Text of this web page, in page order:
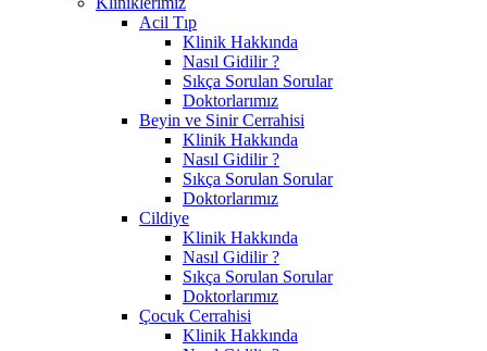
Acil Tıp
Klinik Hakkında
Nasıl Gidilir ?
Sıkça Sorulan Sorular
Doktorlarımız
Beyin ve Sinir Cerrahisi
Klinik Hakkında
Nasıl Gidilir ?
Sıkça Sorulan Sorular
Doktorlarımız
Cildiye
Klinik Hakkında
Nasıl Gidilir ?
Sıkça Sorulan Sorular
Doktorlarımız
Çocuk Cerrahisi
Klinik Hakkında